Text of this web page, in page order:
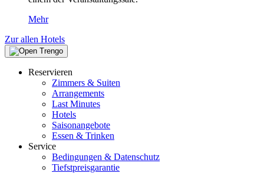
Mehr
Zur allen Hotels
Reservieren
Zimmers & Suiten
Arrangements
Last Minutes
Hotels
Saisonangebote
Essen & Trinken
Service
Bedingungen & Datenschutz
Tiefstpreisgarantie